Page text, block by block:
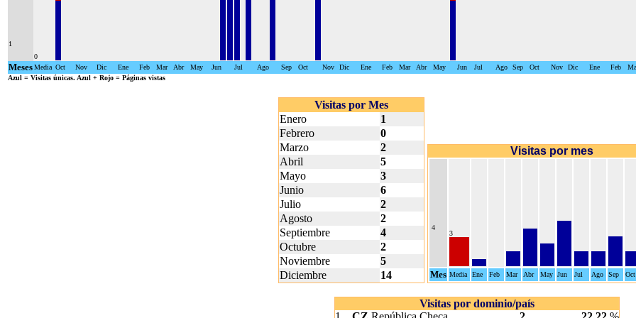
1
0
MesesMedia Oct Nov Dic Ene Feb Mar Abr May Jun Jul Ago Sep Oct Nov Dic Ene Feb Mar Abr May Jun Jul Ago Sep Oct Nov Dic Ene Feb
Azul = Visitas únicas. Azul + Rojo = Páginas vistas
Visitas por Mes
Enero
1
Febrero
0
Marzo
2
Abril
5
Mayo
3
Junio
6
Julio
2
Agosto
2
Septiembre
4
Octubre
2
Noviembre
5
Diciembre
14
Visitas por mes
4
3
Mes Media Ene Feb Mar Abr May Jun Jul Ago Sep Oct
Visitas por dominio/país